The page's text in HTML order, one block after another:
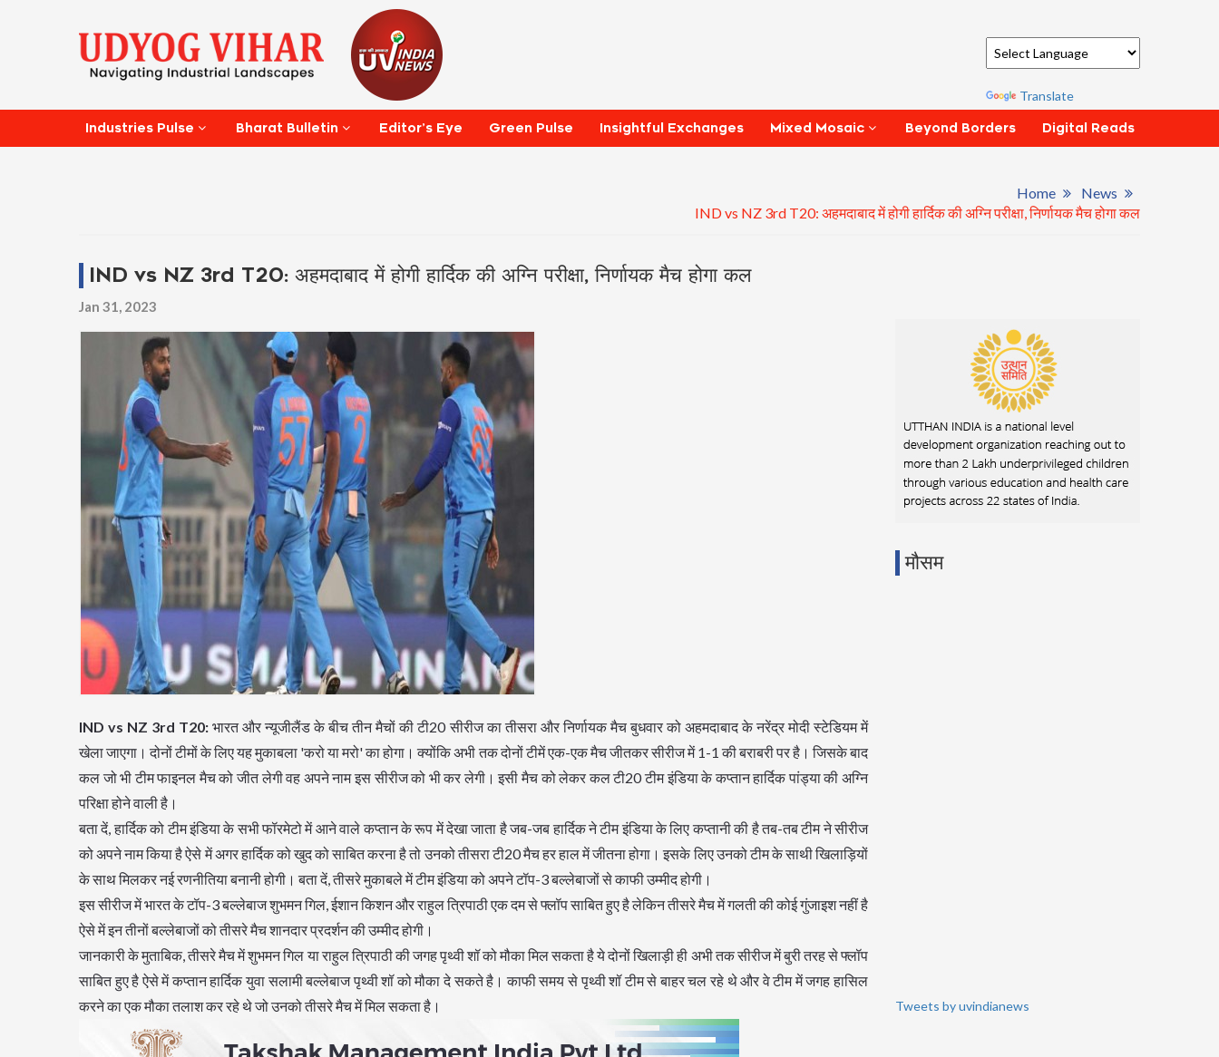
Translate
Industries Pulse Bharat Bulletin Editor’s Eye Green Pulse Insightful Exchanges Mixed Mosaic Beyond Borders Digital Reads
Home
News
IND vs NZ 3rd T20: अहमदाबाद में होगी हार्दिक की अग्नि परीक्षा, निर्णायक मैच होगा कल
IND vs NZ 3rd T20: अहमदाबाद में होगी हार्दिक की अग्नि परीक्षा, निर्णायक मैच होगा कल
Jan 31, 2023
IND vs NZ 3rd T20: भारत और न्यूजीलैंड के बीच तीन मैचों की टी20 सीरीज का तीसरा और निर्णायक मैच बुधवार को अहमदाबाद के नरेंद्र मोदी स्टेडियम में
खेला जाएगा। दोनों टीमों के लिए यह मुकाबला 'करो या मरो' का होगा। क्योंकि अभी तक दोनों टीमें एक-एक मैच जीतकर सीरीज में 1-1 की बराबरी पर है। जिसके बाद
कल जो भी टीम फाइनल मैच को जीत लेगी वह अपने नाम इस सीरीज को भी कर लेगी। इसी मैच को लेकर कल टी20 टीम इंडिया के कप्तान हार्दिक पांड्या की अग्नि
परिक्षा होने वाली है।
बता दें, हार्दिक को टीम इंडिया के सभी फॉरमेटो में आने वाले कप्तान के रूप में देखा जाता है जब-जब हार्दिक ने टीम इंडिया के लिए कप्तानी की है तब-तब टीम ने सीरीज
को अपने नाम किया है ऐसे में अगर हार्दिक को खुद को साबित करना है तो उनको तीसरा टी20 मैच हर हाल में जीतना होगा। इसके लिए उनको टीम के साथी खिलाड़ियों
के साथ मिलकर नई रणनीतिया बनानी होगी। बता दें, तीसरे मुकाबले में टीम इंडिया को अपने टॉप-3 बल्लेबाजों से काफी उम्मीद होगी।
इस सीरीज में भारत के टॉप-3 बल्लेबाज शुभमन गिल, ईशान किशन और राहुल त्रिपाठी एक दम से फ्लॉप साबित हुए है लेकिन तीसरे मैच में गलती की कोई गुंजाइश नहीं है
ऐसे में इन तीनों बल्लेबाजों को तीसरे मैच शानदार प्रदर्शन की उम्मीद होगी।
जानकारी के मुताबिक, तीसरे मैच में शुभमन गिल या राहुल त्रिपाठी की जगह पृथ्वी शॉ को मौका मिल सकता है ये दोनों खिलाड़ी ही अभी तक सीरीज में बुरी तरह से फ्लॉप
साबित हुए है ऐसे में कप्तान हार्दिक युवा सलामी बल्लेबाज पृथ्वी शॉ को मौका दे सकते है। काफी समय से पृथ्वी शॉ टीम से बाहर चल रहे थे और वे टीम में जगह हासिल
करने का एक मौका तलाश कर रहे थे जो उनको तीसरे मैच में मिल सकता है।
मौसम
Tweets by uvindianews